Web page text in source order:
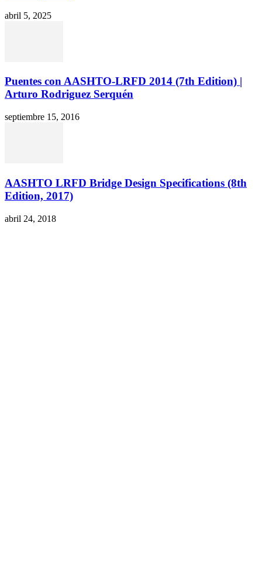
abril 5, 2025
Puentes con AASHTO-LRFD 2014 (7th Edition) |
Arturo Rodriguez Serquén
septiembre 15, 2016
AASHTO LRFD Bridge Design Specifications (8th
Edition, 2017)
abril 24, 2018